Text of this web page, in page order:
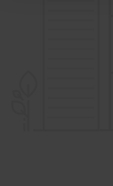
Zehnder Group België nv/
Zehnder Group Czech
Zehnder Group Nederland